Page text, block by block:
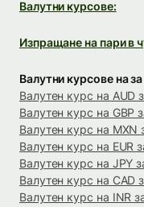
Валутни курсове:
Изпращане на пари в
Валутни курсове на
Валутен курс на AUD
Валутен курс на GBP
Валутен курс на
Валутен курс на EUR
Валутен курс на JPY
Валутен курс на CAD
Валутен курс на INR